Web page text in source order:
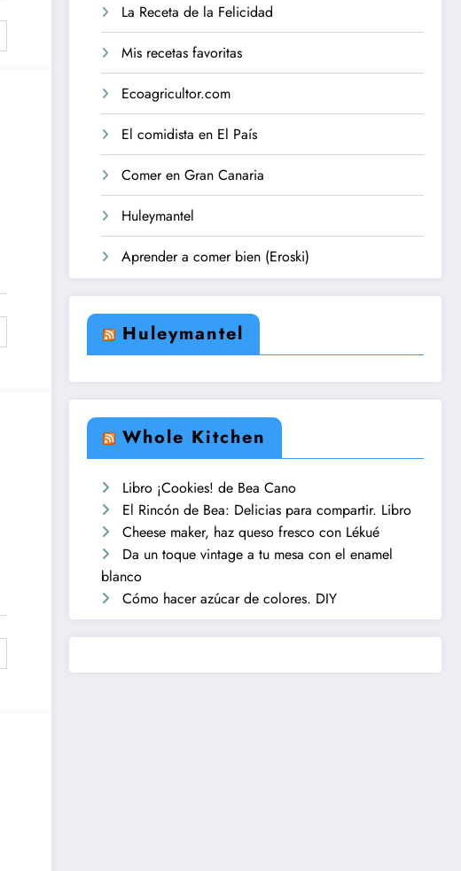
La Receta de la Felicidad
Mis recetas favoritas
Ecoagricultor.com
El comidista en El País
Comer en Gran Canaria
Huleymantel
Aprender a comer bien (Eroski)
Huleymantel
Whole Kitchen
Libro ¡Cookies! de Bea Cano
El Rincón de Bea: Delicias para compartir. Libro
Cheese maker, haz queso fresco con Lékué
Da un toque vintage a tu mesa con el enamel
blanco
Cómo hacer azúcar de colores. DIY